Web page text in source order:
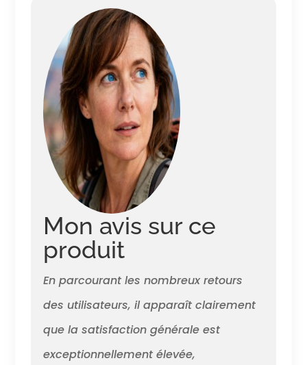
pouvant contenir 1 à 2
costumes et empêche les plis
Powerpocket : permet de
ranger facilement la batterie
et le téléphone portable pour
le charger en déplacement
Caractéristiques discrètes :
étiquette d'identification
dissimulée et poche
SpeedThru avec doublure
orange pour vous informer
visuellement que la poche est
ouverte
Mon avis sur ce
produit
En parcourant les nombreux retours
des utilisateurs, il apparaît clairement
que la satisfaction générale est
exceptionnellement élevée,